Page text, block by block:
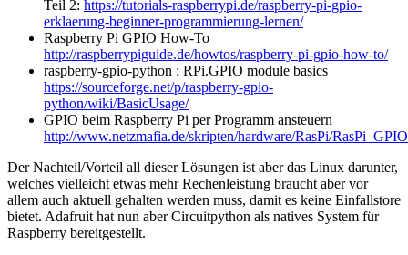
Teil 2: https://tutorials-raspberrypi.de/raspberry-pi-gpio-
erklaerung-beginner-programmierung-lernen/
Raspberry Pi GPIO How-To
http://raspberrypiguide.de/howtos/raspberry-pi-gpio-how-to/
raspberry-gpio-python : RPi.GPIO module basics
https://sourceforge.net/p/raspberry-gpio-
python/wiki/BasicUsage/
GPIO beim Raspberry Pi per Programm ansteuern
http://www.netzmafia.de/skripten/hardware/RasPi/
Der Nachteil/Vorteil all dieser Lösungen ist aber das Linux darunter,
welches vielleicht etwas mehr Rechenleistung braucht aber vor
allem auch aktuell gehalten werden muss, damit es keine Einfallstore
bietet. Adafruit hat nun aber Circuitpython als natives System für
Raspberry bereitgestellt.